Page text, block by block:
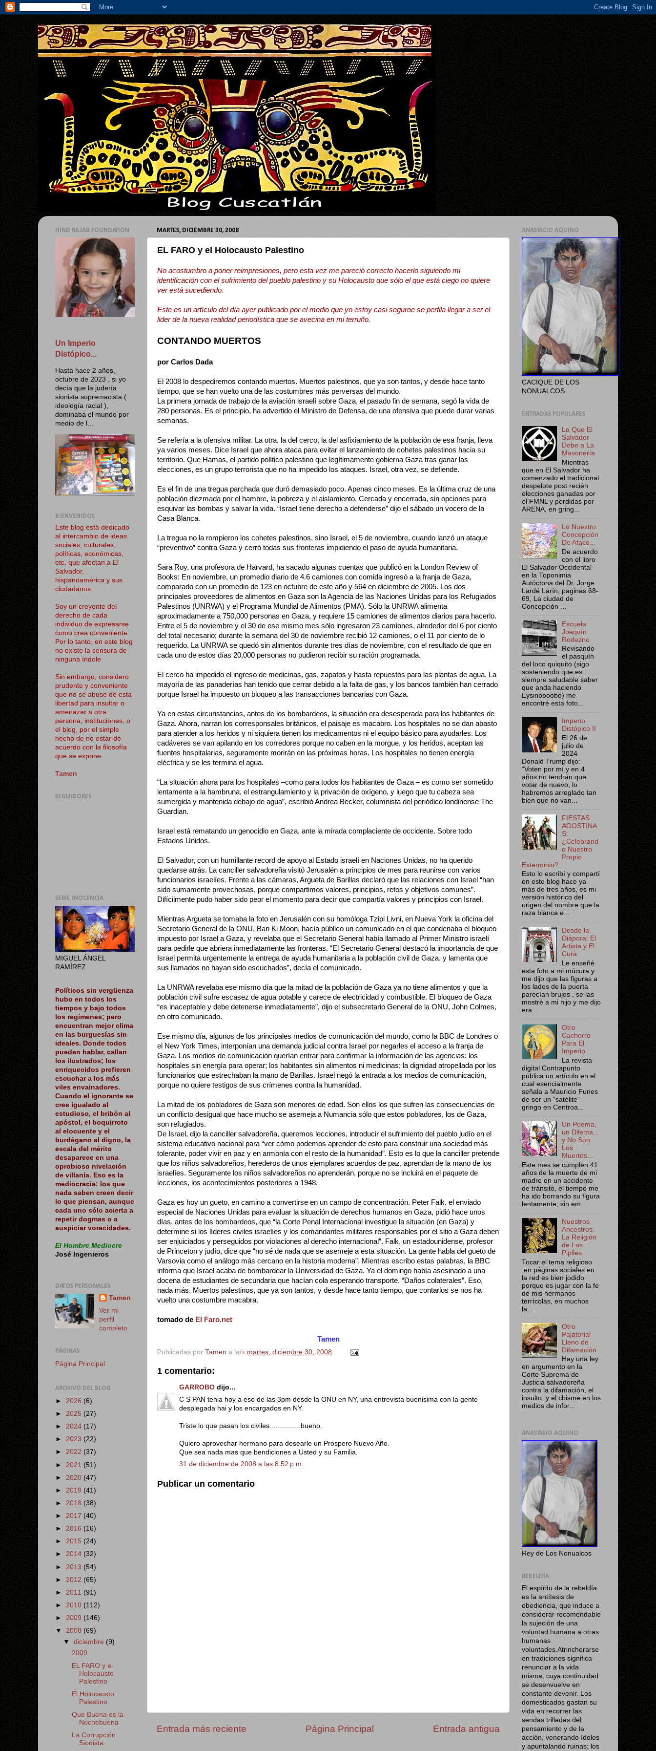
MARTES, DICIEMBRE 30, 2008
EL FARO y el Holocausto Palestino
No acostumbro a poner reimpresiones, pero esta vez me pareció correcto hacerlo siguiendo mi
identificación con el sufrimiento del pueblo palestino y su Holocausto que sólo el que está ciego no quiere
ver está sucediendo.
Este es un artículo del día ayer publicado por el medio que yo estoy casi seguroe se perfila llegar a ser el
lider de la nueva realidad periodística que se avecina en mi terruño.
CONTANDO MUERTOS
por Carlos Dada
El 2008 lo despediremos contando muertos. Muertos palestinos, que ya son tantos, y desde hace tanto
tiempo, que se han vuelto una de las costumbres más perversas del mundo.
La primera jornada de trabajo de la aviación israelí sobre Gaza, el pasado fin de semana, segó la vida de
280 personas. Es el principio, ha advertido el Ministro de Defensa, de una ofensiva que puede durar varias
semanas.
Se refería a la ofensiva militar. La otra, la del cerco, la del asfixiamiento de la población de esa franja, lleva
ya varios meses. Dice Israel que ahora ataca para evitar el lanzamiento de cohetes palestinos hacia su
territorio. Que Hamas, el partido político palestino que legítimamente gobierna Gaza tras ganar las
elecciones, es un grupo terrorista que no ha impedido los ataques. Israel, otra vez, se defiende.
Es el fin de una tregua parchada que duró demasiado poco. Apenas cinco meses. Es la última cruz de una
población diezmada por el hambre, la pobreza y el aislamiento. Cercada y encerrada, sin opciones para
esquivar las bombas y salvar la vida. “Israel tiene derecho a defenderse” dijo el sábado un vocero de la
Casa Blanca.
La tregua no la rompieron los cohetes palestinos, sino Israel, el 5 de noviembre, cuando lanzó un ataque
“preventivo” contra Gaza y cerró todas sus fronteras impidiendo el paso de ayuda humanitaria.
Sara Roy, una profesora de Harvard, ha sacado algunas cuentas que publicó en la London Review of
Books: En noviembre, un promedio diario de 4.6 camiones con comida ingresó a la franja de Gaza,
comparado con un promedio de 123 en octubre de este año y 564 en diciembre de 2005. Los dos
principales proveedores de alimentos en Gaza son la Agencia de las Naciones Unidas para los Refugiados
Palestinos (UNRWA) y el Programa Mundial de Alimentos (PMA). Sólo la UNRWA alimenta
aproximadamente a 750,000 personas en Gaza, y requiere 15 camiones de alimentos diarios para hacerlo.
Entre el 5 de noviembre y el 30 de ese mismo mes sólo ingresaron 23 camiones, alrededor del 6 por ciento
del total necesario; durante la semana del 30 de noviembre recibió 12 camiones, o el 11 por ciento de lo
requerido. La UNRWA se quedó sin alimentos durante tres días de noviembre, con el resultado de que en
cada uno de estos días 20,000 personas no pudieron recibir su ración programada.
El cerco ha impedido el ingreso de medicinas, gas, zapatos y hasta repuestos para las plantas de agua. La
mayoría de las panaderías han tenido que cerrar debido a la falta de gas, y los bancos también han cerrado
porque Israel ha impuesto un bloqueo a las transacciones bancarias con Gaza.
Ya en estas circunstancias, antes de los bombardeos, la situación era desesperada para los habitantes de
Gaza. Ahora, narran los corresponsales británicos, el paisaje es macabro. Los hospitales no se dan abasto
para atender a los heridos y ni siquiera tienen los medicamentos ni el equipo básico para ayudarles. Los
cadáveres se van apilando en los corredores porque no caben en la morgue, y los heridos, aceptan las
fuentes hospitalarias, seguramente morirán en las próximas horas. Los hospitales no tienen energía
eléctrica y se les termina el agua.
“La situación ahora para los hospitales –como para todos los habitantes de Gaza – es como ser sometido
lentamente a la hambruna, el estrangulamiento y la privación de oxígeno, y luego que tu cabeza sea
sumergida y mantenida debajo de agua”, escribió Andrea Becker, columnista del periódico londinense The
Guardian.
Israel está rematando un genocidio en Gaza, ante la mirada complaciente de occidente. Sobre todo
Estados Unidos.
El Salvador, con un humillante record de apoyo al Estado israelí en Naciones Unidas, no ha querido
quedarse atrás. La canciller salvadoreña visitó Jerusalén a principios de mes para reunirse con varios
funcionarios israelíes. Frente a las cámaras, Argueta de Barillas declaró que las relaciones con Israel “han
sido sumamente provechosas, porque compartimos valores, principios, retos y objetivos comunes”.
Difícilmente pudo haber sido peor el momento para decir que compartía valores y principios con Israel.
Mientras Argueta se tomaba la foto en Jerusalén con su homóloga Tzipi Livni, en Nueva York la oficina del
Secretario General de la ONU, Ban Ki Moon, hacía público un comunicado en el que condenaba el bloqueo
impuesto por Israel a Gaza, y revelaba que el Secretario General había llamado al Primer Ministro israelí
para pedirle que abriera inmediatamente las fronteras. “El Secretario General destacó la importancia de que
Israel permita urgentemente la entrega de ayuda humanitaria a la población civil de Gaza, y lamenta que
sus llamados no hayan sido escuchados”, decía el comunicado.
La UNRWA revelaba ese mismo día que la mitad de la población de Gaza ya no tiene alimentos y que la
población civil sufre escasez de agua potable y carece de electricidad y combustible. El bloqueo de Gaza
“es inaceptable y debe detenerse inmediatamente”, dijo el subsecretario General de la ONU, John Colmes,
en otro comunicado.
Ese mismo día, algunos de los principales medios de comunicación del mundo, como la BBC de Londres o
el New York Times, interponían una demanda judicial contra Israel por negarles el acceso a la franja de
Gaza. Los medios de comunicación querían entrar para confirmar la información de las agencias: los
hospitales sin energía para operar; los habitantes sin alimentos ni medicinas; la dignidad atropellada por los
funcionarios que estrechaban la mano de Barillas. Israel negó la entrada a los medios de comunicación,
porque no quiere testigos de sus crímenes contra la humanidad.
La mitad de los pobladores de Gaza son menores de edad. Son ellos los que sufren las consecuencias de
un conflicto desigual que hace mucho se asemeja a Numancia sólo que estos pobladores, los de Gaza,
son refugiados.
De Israel, dijo la canciller salvadoreña, queremos lecciones, introducir el sufrimiento del pueblo judío en el
sistema educativo nacional para “ver cómo podemos aprender de esto para construir una sociedad más
tolerante, poder vivir en paz y en armonía con el resto de la humanidad”. Esto es lo que la canciller pretende
que los niños salvadoreños, herederos de unos ejemplares acuerdos de paz, aprendan de la mano de los
israelíes. Seguramente los niños salvadoreños no aprenderán, porque no se incluirá en el paquete de
lecciones, los acontecimientos posteriores a 1948.
Gaza es hoy un gueto, en camino a convertirse en un campo de concentración. Peter Falk, el enviado
especial de Naciones Unidas para evaluar la situación de derechos humanos en Gaza, pidió hace unos
días, antes de los bombardeos, que “la Corte Penal Internacional investigue la situación (en Gaza) y
determine si los líderes civiles israelíes y los comandantes militares responsables por el sitio a Gaza deben
ser enjuiciados y perseguidos por violaciones al derecho internacional”. Falk, un estadounidense, profesor
de Princeton y judío, dice que “no sé de nada que se asemeje a esta situación. La gente habla del gueto de
Varsovia como el análogo más cercano en la historia moderna”. Mientras escribo estas palabras, la BBC
informa que Israel acaba de bombardear la Universidad de Gaza. Ya el domingo había asesinado a una
docena de estudiantes de secundaria que hacían cola esperando transporte. “Daños colaterales”. Eso,
nada más. Muertos palestinos, que ya son tantos, y desde hace tanto tiempo, que contarlos se nos ha
vuelto una costumbre macabra.
tomado de El Faro.net
Tamen
Publicadas por Tamen a la/s martes, diciembre 30, 2008
1 comentario:
GARROBO dijo...
C S PAN tenia hoy a eso de las 3pm desde la ONU en NY, una entrevista buenisima con la gente
desplegada hai y los encargados en NY.
Triste lo que pasan los civiles................bueno.
Quiero aprovechar hermano para desearle un Prospero Nuevo Año.
Que sea nada mas que bendiciones a Usted y su Familia.
31 de diciembre de 2008 a las 8:52 p.m.
Publicar un comentario
Entrada más reciente Entrada antigua
Página Principal
HIND RAJAB FOUNDATION
Un Imperio
Distópico...
Hasta hace 2 años,
octubre de 2023 , si yo
decía que la judería
sionista supremacista (
ideología racial ),
dominaba el mundo por
medio de l...
BIENVENIDOS
Este blog está dedicado
al intercambio de ideas
sociales, culturales,
políticas, económicas,
etc. que afectan a El
Salvador,
hispanoamérica y sus
ciudadanos.
Soy un creyente del
derecho de cada
individuo de expresarse
como crea conveniente.
Por lo tanto, en este blog
no existe la censura de
ninguna índole
Sin embargo, considero
prudente y conveniente
que no se abuse de esta
libertad para insultar o
amenazar a otra
persona, instituciones, o
el blog, por el simple
hecho de no estar de
acuerdo con la filosofía
que se expone.
Tamen
SEGUIDORES
SERIE INOCENCIA
MIGUEL ÁNGEL
RAMÍREZ
Políticos sin vergüenza
hubo en todos los
tiempos y bajo todos
los regímenes; pero
encuentran mejor clima
en las burguesías sin
ideales. Donde todos
pueden hablar, callan
los ilustrados; los
enriquecidos prefieren
escuchar a los más
viles envainadores.
Cuando el ignorante se
cree igualado al
estudioso, el bribón al
apóstol, el boquirroto
al elocuente y el
burdégano al digno, la
escala del mérito
desaparece en una
oprobioso nivelación
de villanía. Eso es la
mediocracia: los que
nada saben creen decir
lo que piensan, aunque
cada uno sólo acierta a
repetir dogmas o a
auspiciar voracidades.
El Hombre Mediocre
José Ingenieros
DATOS PERSONALES
Tamen
Ver mi
perfil
completo
PÁGINAS
Página Principal
ARCHIVO DEL BLOG
► 2026 (6)
► 2025 (27)
► 2024 (17)
► 2023 (22)
► 2022 (37)
► 2021 (51)
► 2020 (47)
► 2019 (41)
► 2018 (38)
► 2017 (40)
► 2016 (16)
► 2015 (24)
► 2014 (32)
► 2013 (54)
► 2012 (65)
► 2011 (91)
► 2010 (112)
► 2009 (146)
▼ 2008 (69)
▼diciembre (9)
2009
EL FARO y el
Holocausto
Palestino
El Holocausto
Palestino
Que Buena es la
Nochebuena
La Corrupción
Sionista
ANASTACIO AQUINO
CACIQUE DE LOS
NONUALCOS
ENTRADAS POPULARES
Lo Que El
Salvador
Debe a La
Masonería
Mientras
que en El Salvador ha
comenzado el tradicional
despelote post recién
elecciones ganadas por
el FMNL y perdidas por
ARENA, en gring...
Lo Nuestro:
Concepción
De Ataco...
De acuerdo
con el libro
El Salvador Occidental
en la Toponimia
Autóctona del Dr. Jorge
Lardé Larín, paginas 68-
69, La ciudad de
Concepción ...
Escuela
Joaquín
Rodezno
Revisando
el pasquín
del loco quiquito (sigo
sosteniendo que es
siempre saludable saber
que anda haciendo
Eysinoboobo) me
encontré esta foto...
Imperio
Distópico II
El 26 de
julio de
2024
Donald Trump dijo:
“Voten por mí y en 4
años no tendrán que
votar de nuevo, lo
habremos arreglado tan
bien que no van...
FIESTAS
AGOSTINA
S:
¿Celebrand
o Nuestro
Propio
Exterminio?
Esto lo escribí y compartí
en este blog hace ya
más de tres años, es mi
versión histórico del
origen del nombre que la
raza blanca e...
Desde la
Diápora: El
Artista y El
Cura
Le enseñé
esta foto a mi múcura y
me dijo que las figuras a
los lados de la puerta
parecían brujos , se las
mostré a mi hijo y me dijo
era...
Otro
Cachorro
Para El
Imperio
La revista
digital Contrapunto
publica un artículo en el
cual esencialmente
señala a Mauricio Funes
de ser un “satélite”
gringo en Centroa...
Un Poema,
un Dilema...
y No Son
Los
Muertos...
Este mes se cumplen 41
años de la muerte de mi
madre en un accidente
de tránsito, el tiempo me
ha ido borrando su figura
lentamente; sin em...
Nuestros
Ancestros:
La Religión
de Los
Pipiles
Tocar el tema religioso
en páginas sociales en
la red es bien jodido
porque es jugar con la fe
de mis hermanos
terrícolas, en muchos
la...
Otro
Pajatorial
Lleno de
Difamación
Hay una ley
en argumento en la
Corte Suprema de
Justicia salvadoreña
contra la difamación, el
insulto, y el chisme en los
medios de infor...
ANASTASIO AQUINO
Rey de Los Nonualcos
REBELDÍA
El espíritu de la rebeldía
es la antítesis de
obediencia, que induce a
considerar recomendable
la sujeción de una
voluntad humana a otras
humanas
voluntades.Atrincherarse
en tradiciones significa
renunciar a la vida
misma, cuya continuidad
se desenvuelve en
constante devenir. Los
domesticados gastan su
vida en recorrer las
sendas trilladas del
pensamiento y de la
acción, venerando ídolos
y apuntalando ruinas; los